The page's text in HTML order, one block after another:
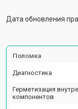
Дата обновления
Поломка
Диагностика
Герметизация
компонентов